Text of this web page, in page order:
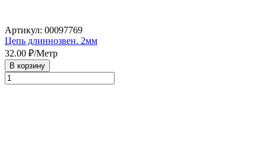
Артикул: 00097769
Цепь длиннозвен. 2мм
32.00 ₽/Метр
В корзину